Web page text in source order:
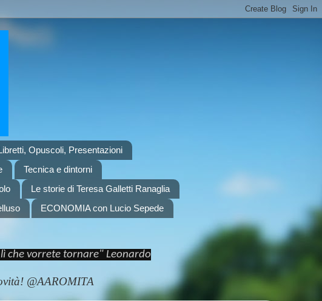
Opuscoli, Presentazioni
Tecnica e dintorni
Le storie di Teresa Galletti Ranaglia
ECONOMIA con Lucio Sepede
che vorrete tornare" Leonardo
@AAROMITA